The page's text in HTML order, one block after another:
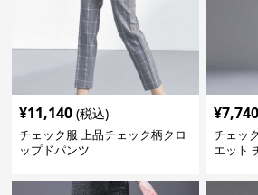
¥11,140 (税込)
チェック服 上品チェック柄クロ
ップドパンツ
¥7,740
チェッ
エット